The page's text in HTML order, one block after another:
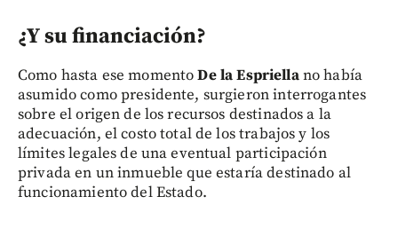
¿Y su financiación?
Como hasta ese momentoDe la Espriellano había
asumido como presidente, surgieron interrogantes
sobre el origen de los recursos destinados a la
adecuación, el costo total de los trabajos y los
límites legales de una eventual participación
privada en un inmueble que estaría destinado al
funcionamiento del Estado.